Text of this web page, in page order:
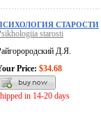
СТАРОСТИ
starosti
Д.Я.
Price: $34.68
in 14-20 days